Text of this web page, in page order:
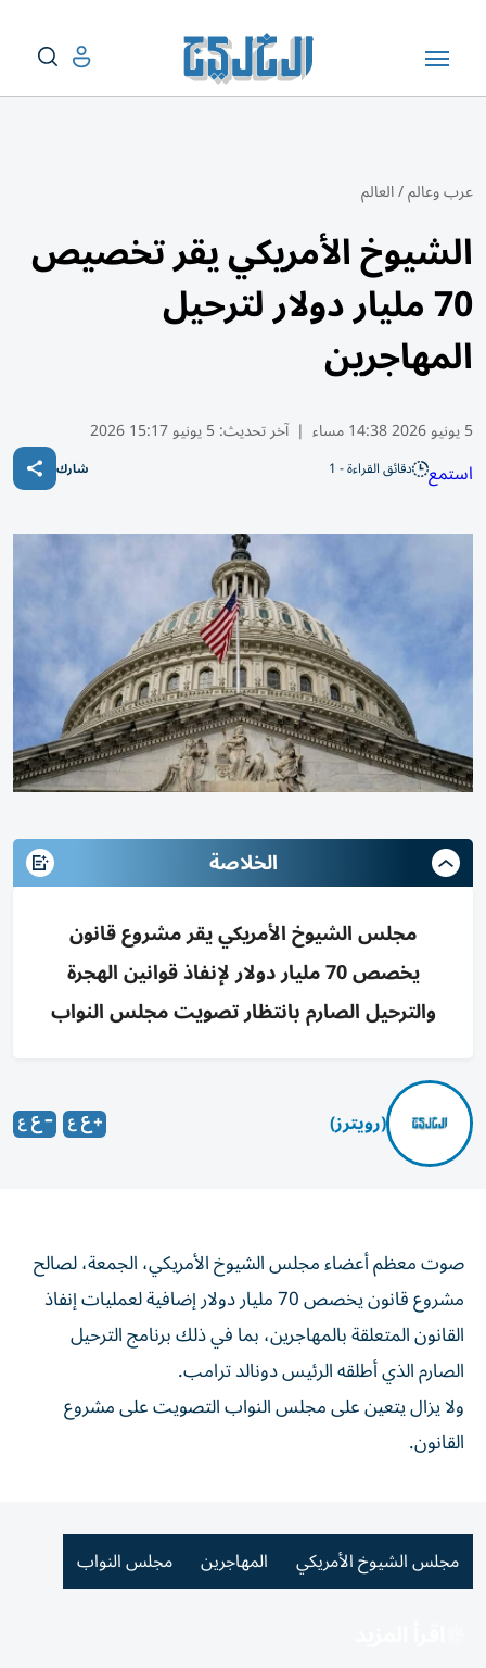
عرب وعالم/العالم
الشيوخ الأمريكي يقر تخصيص
70 مليار دولار لترحيل
المهاجرين
5 يونيو 2026 14:38 مساء | آخر تحديث:5 يونيو 15:17 2026
استمع دقائق القراءة - 1 شارك
الخلاصة
مجلس الشيوخ الأمريكي يقر مشروع قانون
يخصص 70 مليار دولار لإنفاذ قوانين الهجرة
والترحيل الصارم بانتظار تصويت مجلس النواب
(رويترز)
صوت معظم ​أعضاء ⁠مجلس ‌الشيوخ الأمريكي، الجمعة، ‌لصالح
مشروع قانون ⁠يخصص 70 مليار دولار إضافية لعمليات إنفاذ ​
القانون المتعلقة بالمهاجرين، ‌بما في ذلك ⁠برنامج الترحيل
الصارم ​الذي ‌أطلقه ‌الرئيس دونالد ترامب.
ولا يزال يتعين ‌على ‌مجلس ⁠النواب ‌التصويت على ⁠مشروع ​
القانون.
مجلس الشيوخ الأمريكي المهاجرين مجلس النواب